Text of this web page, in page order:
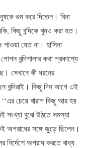
গুমকরেদিতেন। বিনা
, কিছুবন্দিকেখুনও করাহত।
পাওয়াযেতনা। হাসিনা
গোপনবন্দিশালারকথাপ্রকাশ্যে
সেখানেকী ধরনের
বন্দিরাই। কিছুদিনআগেএই
‘‘এরচেয়েখারাপকিছুআরহয়
সংখ্যাবুঝেউঠতেসমস্যা
অপরাধেরসঙ্গেজুড়েছিলেন।
নির্দেশেঅপরাধকরতেবাধ্য